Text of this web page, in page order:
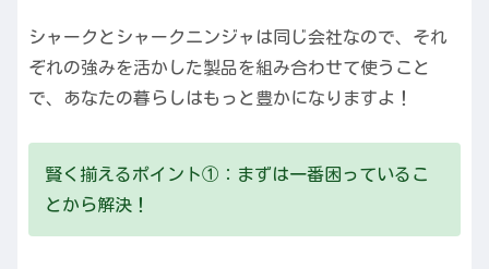
シャークとシャークニンジャは同じ会社なので、それ
ぞれの強みを活かした製品を組み合わせて使うこと
で、あなたの暮らしはもっと豊かになりますよ！
賢く揃えるポイント①：まずは一番困っているこ
とから解決！